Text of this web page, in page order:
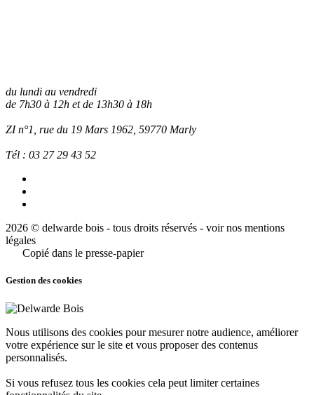
du lundi au vendredi
de 7h30 à 12h et de 13h30 à 18h
ZI n°1, rue du 19 Mars 1962, 59770 Marly
Tél : 03 27 29 43 52
2026 © delwarde bois - tous droits réservés - voir nos mentions
légales
Copié dans le presse-papier
Gestion des cookies
Nous utilisons des cookies pour mesurer notre audience, améliorer
votre expérience sur le site et vous proposer des contenus
personnalisés.
Si vous refusez tous les cookies cela peut limiter certaines